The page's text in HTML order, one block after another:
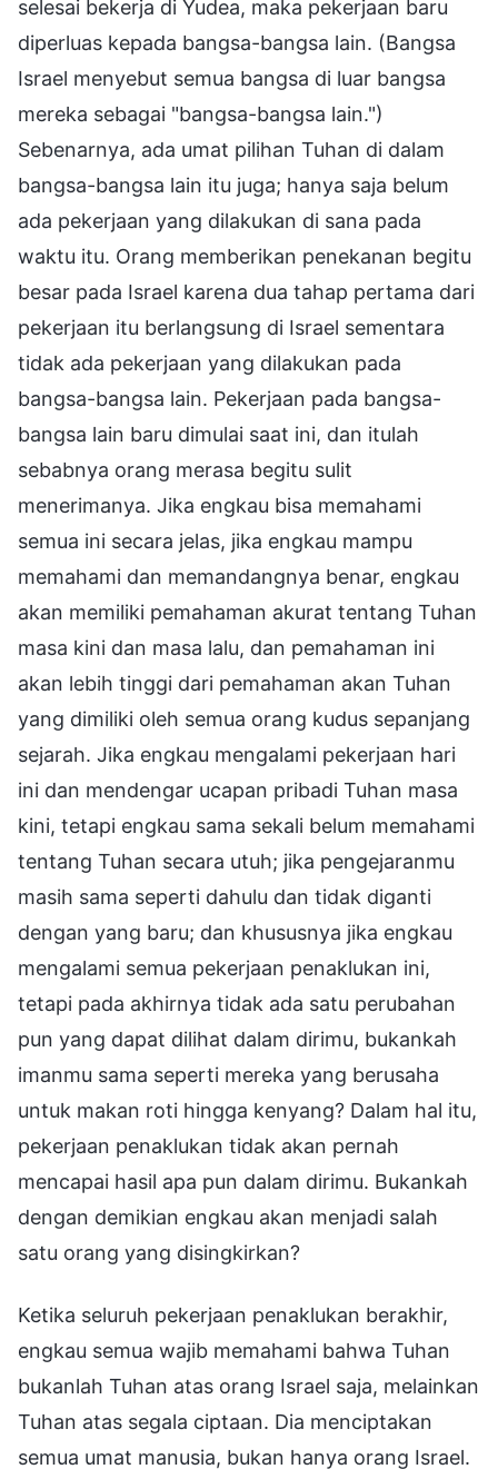
selesai bekerja di Yudea, maka pekerjaan baru
diperluas kepada bangsa-bangsa lain. (Bangsa
Israel menyebut semua bangsa di luar bangsa
mereka sebagai "bangsa-bangsa lain.")
Sebenarnya, ada umat pilihan Tuhan di dalam
bangsa-bangsa lain itu juga; hanya saja belum
ada pekerjaan yang dilakukan di sana pada
waktu itu. Orang memberikan penekanan begitu
besar pada Israel karena dua tahap pertama dari
pekerjaan itu berlangsung di Israel sementara
tidak ada pekerjaan yang dilakukan pada
bangsa-bangsa lain. Pekerjaan pada bangsa-
bangsa lain baru dimulai saat ini, dan itulah
sebabnya orang merasa begitu sulit
menerimanya. Jika engkau bisa memahami
semua ini secara jelas, jika engkau mampu
memahami dan memandangnya benar, engkau
akan memiliki pemahaman akurat tentang Tuhan
masa kini dan masa lalu, dan pemahaman ini
akan lebih tinggi dari pemahaman akan Tuhan
yang dimiliki oleh semua orang kudus sepanjang
sejarah. Jika engkau mengalami pekerjaan hari
ini dan mendengar ucapan pribadi Tuhan masa
kini, tetapi engkau sama sekali belum memahami
tentang Tuhan secara utuh; jika pengejaranmu
masih sama seperti dahulu dan tidak diganti
dengan yang baru; dan khususnya jika engkau
mengalami semua pekerjaan penaklukan ini,
tetapi pada akhirnya tidak ada satu perubahan
pun yang dapat dilihat dalam dirimu, bukankah
imanmu sama seperti mereka yang berusaha
untuk makan roti hingga kenyang? Dalam hal itu,
pekerjaan penaklukan tidak akan pernah
mencapai hasil apa pun dalam dirimu. Bukankah
dengan demikian engkau akan menjadi salah
satu orang yang disingkirkan?
Ketika seluruh pekerjaan penaklukan berakhir,
engkau semua wajib memahami bahwa Tuhan
bukanlah Tuhan atas orang Israel saja, melainkan
Tuhan atas segala ciptaan. Dia menciptakan
semua umat manusia, bukan hanya orang Israel.